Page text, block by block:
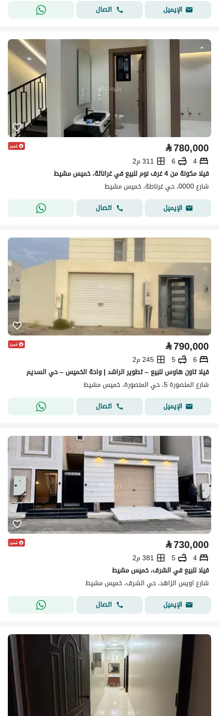
الإيميل
اتصال
⃁780,000
4
6
311 م2
فيلا مكونة من 4 غرف نوم للبيع في غراناثة، خميس مشيط
شارع 0000، حي غرناطة، خميس مشيط
الإيميل
اتصال
⃁790,000
6
5
245 م2
فيلا تاون هاوس للبيع – تطوير الراشد | واحة الخميس – حي السديم
شارع المنصورة 5، حي المنصورة، خميس مشيط
الإيميل
اتصال
⃁730,000
4
5
381 م2
فيلا للبيع في الشرف، خميس مشيط
شارع اويس الزاهد، حي الشرف، خميس مشيط
الإيميل
اتصال